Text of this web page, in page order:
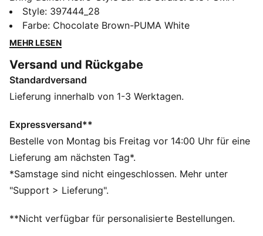
Club II Era Sneakers vereinen Fußballtradition mit
modernem Design. Die hervorragende Dämpfung der
SOFTFOAM+ Zwischensohle sorgt für Komfort beim
möchten für Eindruck sorgen.
FEATURES + VORTEILE
Lederprodukte von PUMA unterstützen die
Leather Working Group:
(www.leatherworkinggroup.com)
SOFTFOAM+: Komfort-Innensohle zum Reinschlüpfen,
die dank der extradicken Ferse für eine weiche
Dämpfung sorgt
DETAILS
Absatzart: Flach
Style: 397444_28
Farbe: Chocolate Brown-PUMA White
MEHR LESEN
Versand und Rückgabe
Standardversand
Lieferung innerhalb von 1-3 Werktagen.
Expressversand**
Bestelle von Montag bis Freitag vor 14:00 Uhr für eine
Lieferung am nächsten Tag*.
*Samstage sind nicht eingeschlossen. Mehr unter
"Support > Lieferung".
**Nicht verfügbar für personalisierte Bestellungen.